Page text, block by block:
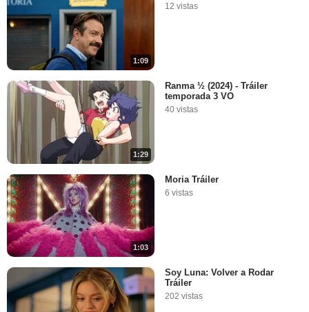
1:09
12 vistas
1:29
Ranma ½ (2024) - Tráiler
temporada 3 VO
40 vistas
1:03
Moria Tráiler
6 vistas
Soy Luna: Volver a Rodar
Tráiler
202 vistas